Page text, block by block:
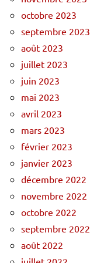
octobre 2023
septembre 2023
août 2023
juillet 2023
juin 2023
mai 2023
avril 2023
mars 2023
février 2023
janvier 2023
décembre 2022
novembre 2022
octobre 2022
septembre 2022
août 2022